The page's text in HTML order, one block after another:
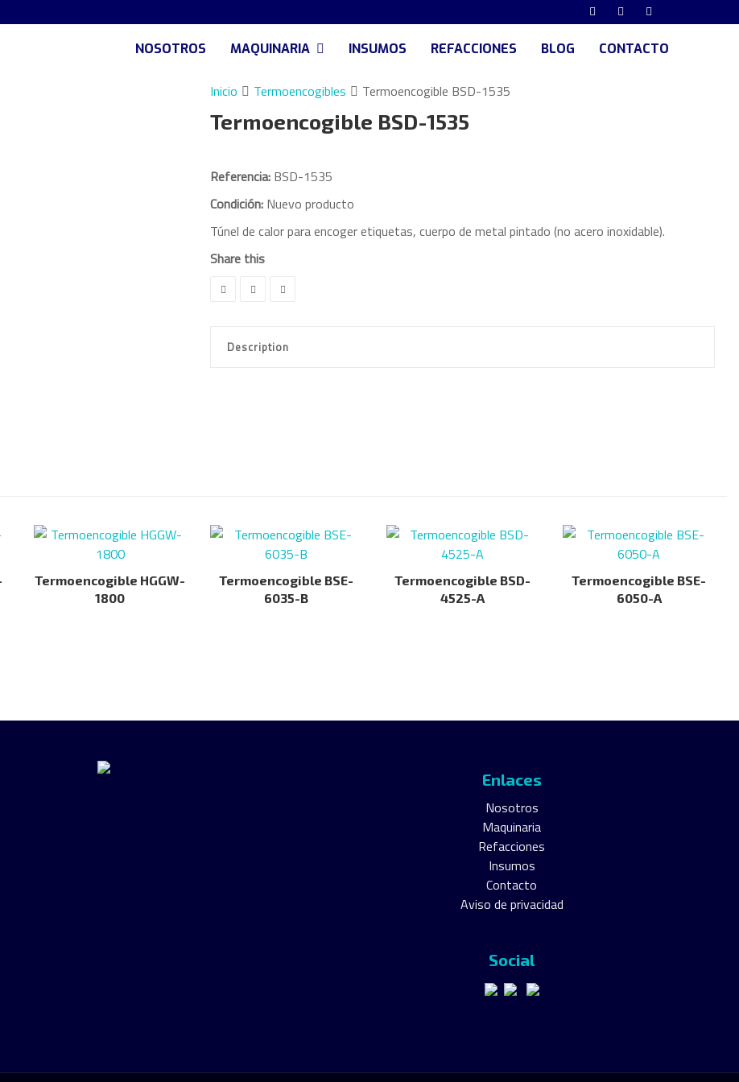
NOSOTROS MAQUINARIA INSUMOS REFACCIONES BLOG CONTACTO
Inicio Termoencogibles Termoencogible BSD-1535
Termoencogible BSD-1535
Referencia: BSD-1535
Condición: Nuevo producto
Túnel de calor para encoger etiquetas, cuerpo de metal pintado (no acero inoxidable).
Share this
Description
Termoencogible HGGW-
1800
Termoencogible BSE-
6035-B
Termoencogible BSD-
4525-A
Termoencogible BSE-
6050-A
Enlaces
Nosotros
Maquinaria
Refacciones
Insumos
Contacto
Aviso de privacidad
Social